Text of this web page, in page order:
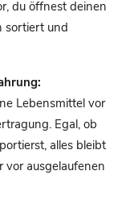
du öffnest deinen
sortiert und
Lebensmittel vor
Egal, ob
alles bleibt
vor ausgelaufenen